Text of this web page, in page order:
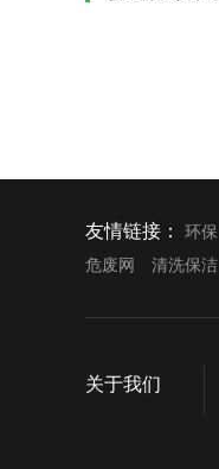
友情链接： 环保
危废网
清洗保洁
关于我们